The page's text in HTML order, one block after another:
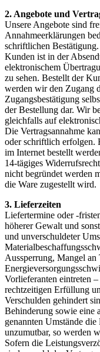
2. Angebote und
Unsere Angebote sind
Annahmeerklärungen
schriftlichen
Kunden ist in der
elektronischem
zu sehen. Bestellt der
werden wir den Zugang
Zugangsbestätigung
der Bestellung dar. Wir
gleichfalls auf
Die Vertragsannahme
oder schriftlich erfolgen.
im Internet bestellt
14-tägiges
nicht begründet werden
die Ware zugestellt wird.
3. Lieferzeiten
Liefertermine oder -
höherer Gewalt und
und unverschuldeter
Aussperrung, Mangel
Vorlieferanten eintreten
rechtzeitigen Erfüllung
Verschulden gehindert
Behinderung sowie eine
genannten Umstände
unzumutbar, so werden
Sofern die